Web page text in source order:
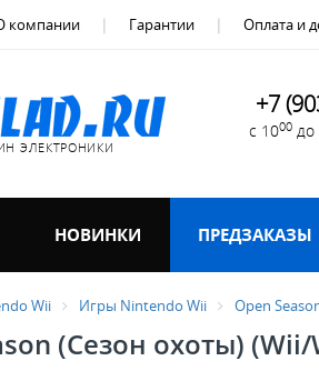
компании Гарантии Оплата и
ЭЛЕКТРОНИКИ
+7
с 1000 до
НОВИНКИ ПРЕДЗАКАЗЫ
Wii Игры Nintendo Wii Open
(Сезон охоты)